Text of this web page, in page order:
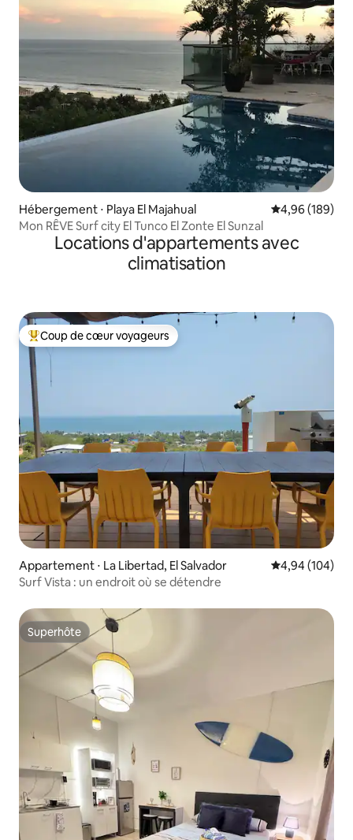
Hébergement ⋅ Playa El Majahual Évaluation
4,96 (189)
Mon RÊVE Surf city El Tunco El Zonte El Sunzal
Locations d'appartements avec
climatisation
Coups de cœur voyageurs les plus appréciés
Coup de cœur voyageurs
Appartement ⋅ La Libertad, El Salvador Évaluation
4,94 (104)
Surf Vista : un endroit où se détendre
Superhôte
Superhôte